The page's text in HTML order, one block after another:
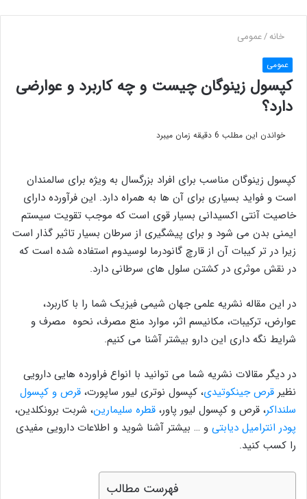
خانه/عمومی
عمومی
کپسول زینوگان چیست و چه کاربرد و عوارضی
دارد؟
خواندن این مطلب 6 دقیقه زمان میبرد
کپسول زینوگان مناسب برای افراد بزرگسال به ویژه برای سالمندان
است و فواید بسیاری برای آن ها به همراه دارد. این فرآورده دارای
خاصیت آنتی اکسیدانی بسیار قوی است که موجب تقویت سیستم
ایمنی بدن می شود و برای پیشگیری از سرطان بسیار تاثیر گذار است
زیرا در تر کیبات آن از قارچ گانودرما لوسیدوم استفاده شده است که
در نقش موثری در کشتن سلول های سرطانی دارد.
در این مقاله نشریه علمی جهان شیمی فیزیک شما را با کاربرد،
عوارض، ترکیبات، مکانیسم اثر، موارد منع مصرف، نحوه مصرف و
شرایط نگه داری این دارو بیشتر آشنا می کنیم.
در دیگر مقالات نشریه شما می توانید با انواع فراورده هایی دارویی
نظیر قرص جینکوتیدی، کپسول نوتری لیور ساپورت، قرص و کپسول
سلنداکر، قرص و کپسول لیور پاور، قطره سلیمارین، شربت برونکلدین،
پودر انترامیل دیابتی و … بیشتر آشنا شوید و اطلاعات دارویی مفیدی
را کسب کنید.
فهرست مطالب